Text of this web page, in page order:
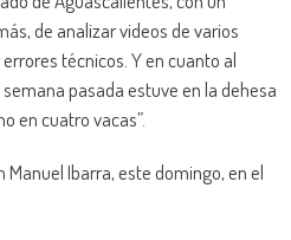
de analizar videos de varios
técnicos. Y en cuanto al
pasada estuve en la dehesa
en cuatro vacas”.
Manuel Ibarra, este domingo, en el